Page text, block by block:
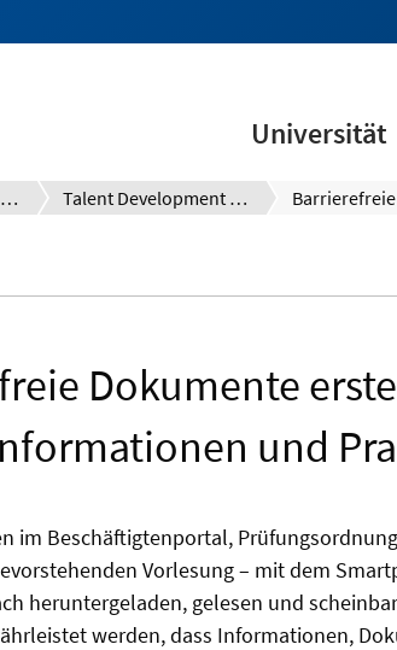
Universität
Interne Weiterqualifizierung und Personalentwicklung Talent Development System (TDS)
Dokumente
und
im Beschäftigtenportal,
Vorlesung – mit dem
heruntergeladen, gelesen und
werden, dass Informationen,